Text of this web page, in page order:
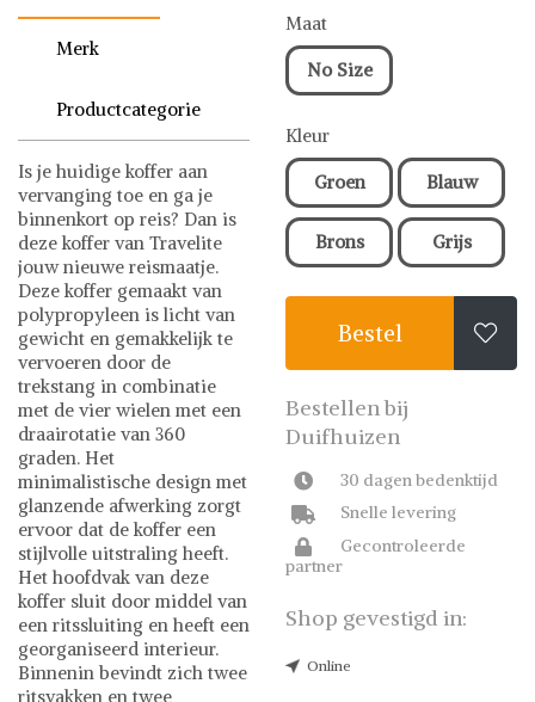
Merk
Productcategorie
Is je huidige koffer aan
vervanging toe en ga je
binnenkort op reis? Dan is
deze koffer van Travelite
jouw nieuwe reismaatje.
Deze koffer gemaakt van
polypropyleen is licht van
gewicht en gemakkelijk te
vervoeren door de
trekstang in combinatie
met de vier wielen met een
draairotatie van 360
graden. Het
minimalistische design met
glanzende afwerking zorgt
ervoor dat de koffer een
stijlvolle uitstraling heeft.
Het hoofdvak van deze
koffer sluit door middel van
een ritssluiting en heeft een
georganiseerd interieur.
Binnenin bevindt zich twee
ritsvakken en twee
Maat
No Size
Kleur
Groen Blauw
Brons Grijs
Bestel 
Bestellen bij
Duifhuizen
30 dagen bedenktijd
Snelle levering
Gecontroleerde
partner
Shop gevestigd in:
Online